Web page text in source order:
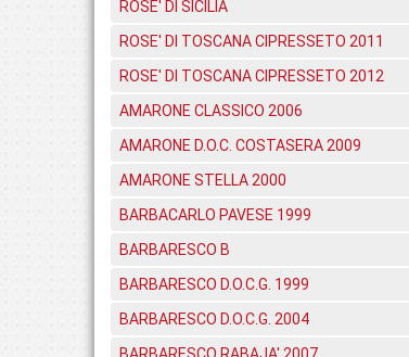
ROSE' DI SICILIA
ROSE' DI TOSCANA CIPRESSETO 2011
ROSE' DI TOSCANA CIPRESSETO 2012
AMARONE CLASSICO 2006
AMARONE D.O.C. COSTASERA 2009
AMARONE STELLA 2000
BARBACARLO PAVESE 1999
BARBARESCO B
BARBARESCO D.O.C.G. 1999
BARBARESCO D.O.C.G. 2004